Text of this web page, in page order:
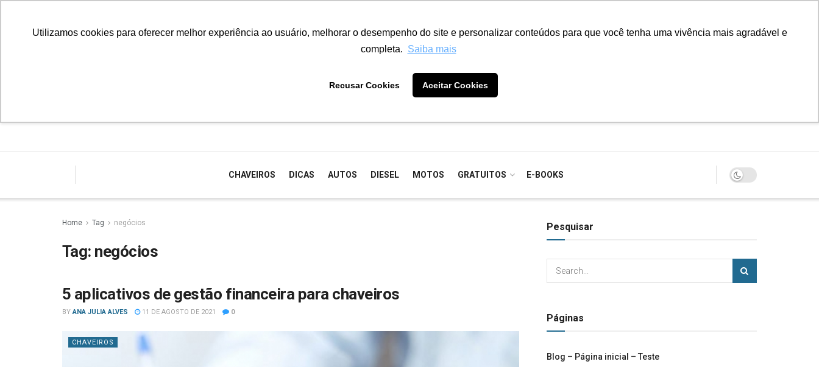
Utilizamos cookies para oferecer melhor experiência ao usuário, melhorar o desempenho do site e personalizar conteúdos para que você tenha uma vivência mais agradável e
completa. Saiba mais
Recusar Cookies Aceitar Cookies
CHAVEIROS DICAS AUTOS DIESEL MOTOS GRATUITOS E-BOOKS
Home Tag negócios
Tag: negócios
5 aplicativos de gestão financeira para chaveiros
BY ANA JULIA ALVES 11 DE AGOSTO DE 2021 0
CHAVEIROS
Pesquisar
Páginas
Blog – Página inicial – Teste